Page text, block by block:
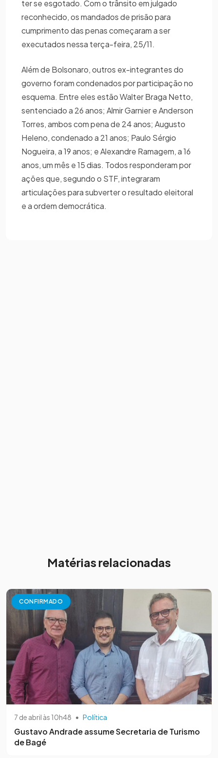
ter se esgotado. Com o trânsito em julgado
reconhecido, os mandados de prisão para
cumprimento das penas começaram a ser
executados nessa terça-feira, 25/11.
Além de Bolsonaro, outros ex-integrantes do
governo foram condenados por participação no
esquema. Entre eles estão Walter Braga Netto,
sentenciado a 26 anos; Almir Garnier e Anderson
Torres, ambos com pena de 24 anos; Augusto
Heleno, condenado a 21 anos; Paulo Sérgio
Nogueira, a 19 anos; e Alexandre Ramagem, a 16
anos, um mês e 15 dias. Todos responderam por
ações que, segundo o STF, integraram
articulações para subverter o resultado eleitoral
e a ordem democrática.
Matérias relacionadas
CONFIRMADO
7 de abril às 10h48 • Política
Gustavo Andrade assume Secretaria de Turismo
de Bagé